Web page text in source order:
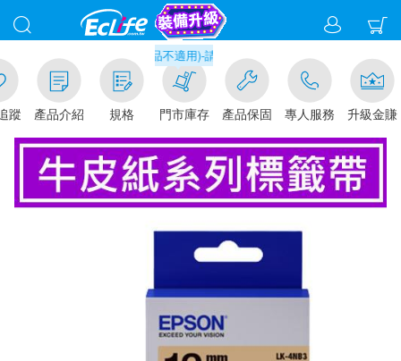
蹤 產品介紹 規格
市取貨現折1%(部分商品不適用)-請點我看
門市庫存 產品保固 專人服務 升級金賺